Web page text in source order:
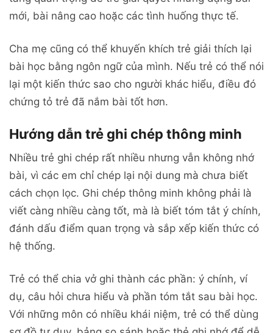
mới, bài nâng cao hoặc các tình huống thực tế.
Cha mẹ cũng có thể khuyến khích trẻ giải thích lại
bài học bằng ngôn ngữ của mình. Nếu trẻ có thể nói
lại một kiến thức sao cho người khác hiểu, điều đó
chứng tỏ trẻ đã nắm bài tốt hơn.
Hướng dẫn trẻ ghi chép thông minh
Nhiều trẻ ghi chép rất nhiều nhưng vẫn không nhớ
bài, vì các em chỉ chép lại nội dung mà chưa biết
cách chọn lọc. Ghi chép thông minh không phải là
viết càng nhiều càng tốt, mà là biết tóm tắt ý chính,
đánh dấu điểm quan trọng và sắp xếp kiến thức có
hệ thống.
Trẻ có thể chia vở ghi thành các phần: ý chính, ví
dụ, câu hỏi chưa hiểu và phần tóm tắt sau bài học.
Với những môn có nhiều khái niệm, trẻ có thể dùng